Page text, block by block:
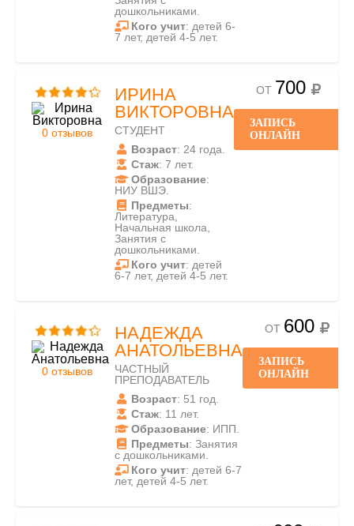
дошкольниками.
Кого учит: детей 6-
7 лет, детей 4-5 лет.
0 отзывов
ИРИНА
ВИКТОРОВНА
СТУДЕНТ
Возраст: 24 года.
Стаж: 7 лет.
Образование:
НИУ ВШЭ.
Предметы:
Литература,
Начальная школа,
Занятия с
дошкольниками.
Кого учит: детей
6-7 лет, детей 4-5 лет.
ОТ 700
ЗАПИСЬ
ОНЛАЙН
0 отзывов
НАДЕЖДА
АНАТОЛЬЕВНА
ЧАСТНЫЙ
ПРЕПОДАВАТЕЛЬ
Возраст: 51 год.
Стаж: 11 лет.
Образование: ИПП.
Предметы: Занятия
с дошкольниками.
Кого учит: детей 6-7
лет, детей 4-5 лет.
ОТ 600
ЗАПИСЬ
ОНЛАЙН